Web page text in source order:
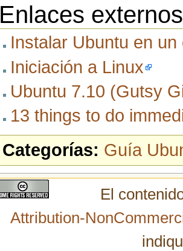
Enlaces externos
Instalar Ubuntu en
Iniciación a Linux
Ubuntu 7.10 (Gutsy
13 things to do
Categorías: Guía
El
Attribution-